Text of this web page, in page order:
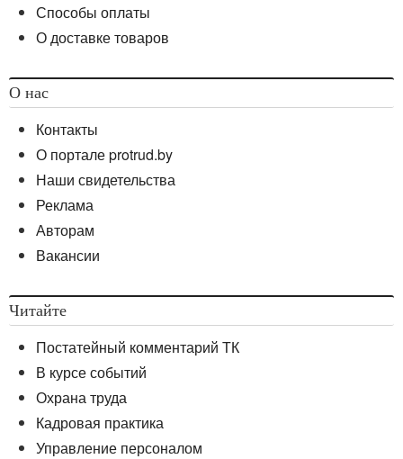
Способы оплаты
О доставке товаров
О нас
Контакты
О портале protrud.by
Наши свидетельства
Реклама
Авторам
Вакансии
Читайте
Постатейный комментарий ТК
В курсе событий
Охрана труда
Кадровая практика
Управление персоналом